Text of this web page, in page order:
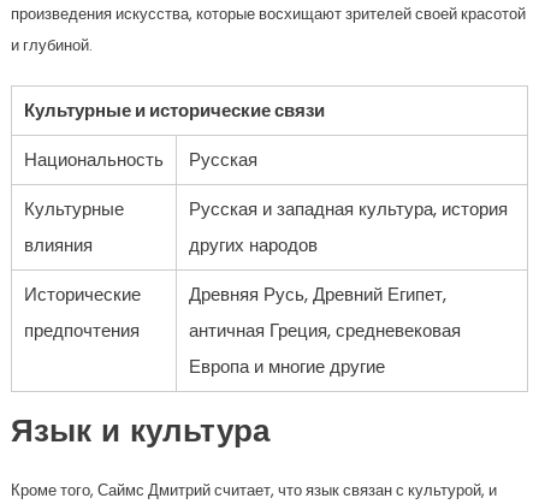
произведения искусства, которые восхищают зрителей своей красотой
и глубиной.
Культурные и исторические связи
Национальность
Русская
Культурные
влияния
Русская и западная культура, история
других народов
Исторические
предпочтения
Древняя Русь, Древний Египет,
античная Греция, средневековая
Европа и многие другие
Язык и культура
Кроме того, Саймс Дмитрий считает, что язык связан с культурой, и